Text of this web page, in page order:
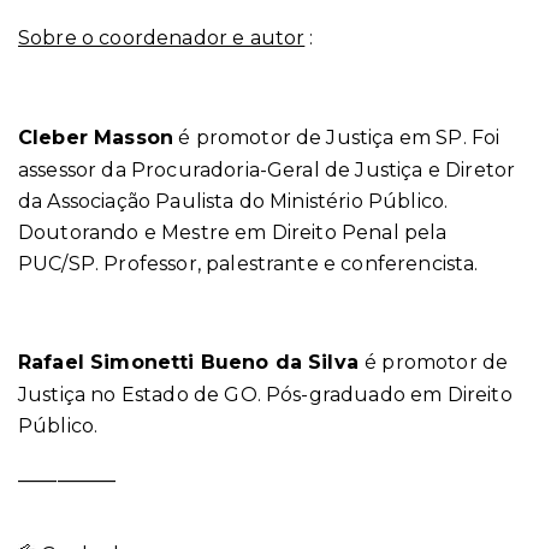
Sobre o coordenador e autor :
Cleber Masson é promotor de Justiça em SP. Foi
assessor da Procuradoria-Geral de Justiça e Diretor
da Associação Paulista do Ministério Público.
Doutorando e Mestre em Direito Penal pela
PUC/SP. Professor, palestrante e conferencista.
Rafael Simonetti Bueno da Silvaé promotor de
Justiça no Estado de GO. Pós-graduado em Direito
Público.